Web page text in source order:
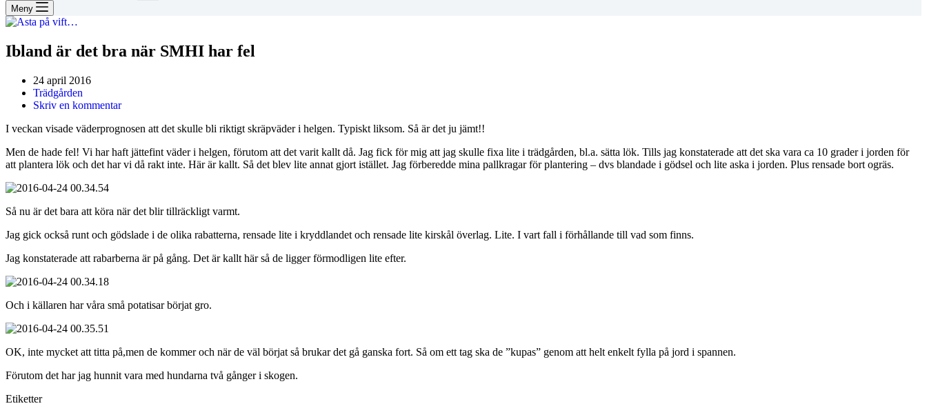
Meny
Ibland är det bra när SMHI har fel
24 april 2016
Trädgården
Skriv en kommentar
I veckan visade väderprognosen att det skulle bli riktigt skräpväder i helgen. Typiskt liksom. Så är det ju jämt!!
Men de hade fel! Vi har haft jättefint väder i helgen, förutom att det varit kallt då. Jag fick för mig att jag skulle fixa lite i trädgården, bl.a. sätta lök. Tills jag konstaterade att det ska vara ca 10 grader i jorden för
att plantera lök och det har vi då rakt inte. Här är kallt. Så det blev lite annat gjort istället. Jag förberedde mina pallkragar för plantering – dvs blandade i gödsel och lite aska i jorden. Plus rensade bort ogräs.
Så nu är det bara att köra när det blir tillräckligt varmt.
Jag gick också runt och gödslade i de olika rabatterna, rensade lite i kryddlandet och rensade lite kirskål överlag. Lite. I vart fall i förhållande till vad som finns.
Jag konstaterade att rabarberna är på gång. Det är kallt här så de ligger förmodligen lite efter.
Och i källaren har våra små potatisar börjat gro.
OK, inte mycket att titta på,men de kommer och när de väl börjat så brukar det gå ganska fort. Så om ett tag ska de ”kupas” genom att helt enkelt fylla på jord i spannen.
Förutom det har jag hunnit vara med hundarna två gånger i skogen.
Etiketter